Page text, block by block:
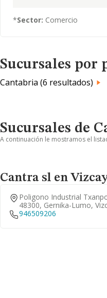
*Sector: Comercio
Sucursales por
Cantabria (6 resultados)
Sucursales de
A continuación le mostramos el
Cantra sl en
Poligono Industrial
48300, Gernika-Lumo,
946509206